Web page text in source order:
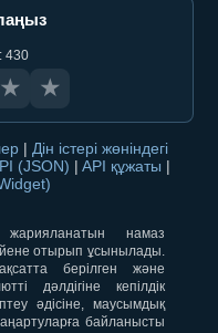
430
★ ★
| Дін істері жөніндегі
(JSON) | API құжаты |
жарияланатын намаз
отырып ұсынылады.
берілген және
дәлдігіне кепілдік
әдісіне, маусымдық
байланысты